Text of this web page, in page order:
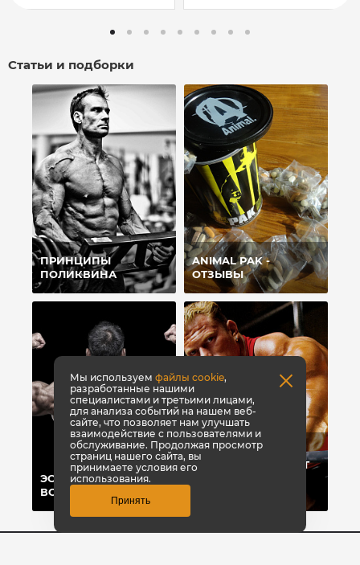
Статьи и подборки
ПРИНЦИПЫ
ПОЛИКВИНА
ANIMAL PAK -
ОТЗЫВЫ
ЭСТЕТИКА ПРЕЖДЕ
ВСЕГО
ТОП-8 СПОСОБОВ,
КОТОРЫЕ ПОМОГУТ
Мы используемфайлы cookie,
разработанные нашими
специалистами и третьими лицами,
для анализа событий на нашем веб-
сайте, что позволяет нам улучшать
взаимодействие с пользователями и
обслуживание. Продолжая просмотр
страниц нашего сайта, вы
принимаете условия его
использования.
Принять